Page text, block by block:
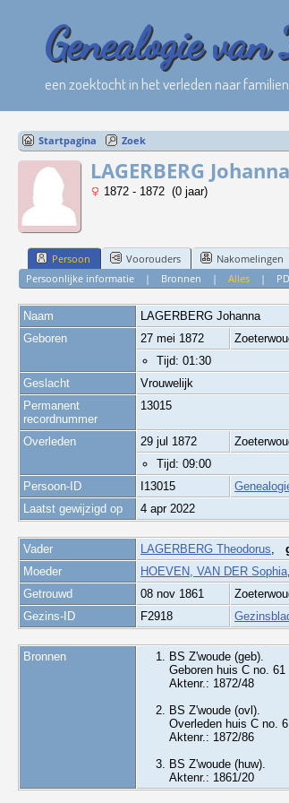
Genealogie van
een zoektocht in het verleden naar
Startpagina Zoek
LAGERBERG Johanna
1872 - 1872 (0 jaar)
Persoon Voorouders Nakomelingen
Persoonlijke informatie| Bronnen | Alles|
Naam LAGERBERG Johanna
Geboren
27 mei 1872
Tijd: 01:30
Geslacht
Vrouwelijk
Permanent
recordnummer
13015
Overleden 29 jul 1872
Tijd: 09:00
Persoon-ID
I13015
Laatst gewijzigd op
4 apr 2022
Vader LAGERBERG Theodorus,
Moeder
HOEVEN, VAN DER Sophia
Getrouwd
08 nov 1861
Gezins-ID
F2918
Bronnen
BS Z'woude (geb).
Geboren huis C no. 61
Aktenr.: 1872/48
BS Z'woude (ovl).
Overleden huis C no.
Aktenr.: 1872/86
BS Z'woude (huw).
Aktenr.: 1861/20